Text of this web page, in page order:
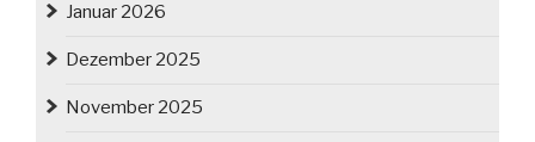
Januar 2026
Dezember 2025
November 2025